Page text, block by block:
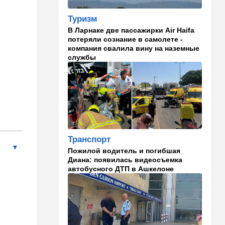
Голоса параллельных
миров: Арагчи в очередной
раз обвинил США во лжи
13:57 Мнения
Трудно представить, чтобы
“шимпанзе оставались у
власти”
13:48 Здоровье
"Очень больно на это
смотреть": тяжелые новости
о Джо Байдене
13:33 В мире
Отпуск, обернувшийся
трагедией: в Мексике утонул
внук известного
иерусалимского раввина
13:02 В мире
У Израиля появился новый
Туризм
В Ларнаке две пассажирки Air Haifa
потеряли сознание в самолете -
компания свалила вину на наземные
службы
Транспорт
Пожилой водитель и погибшая
Диана: появилась видеосъемка
автобусного ДТП в Ашкелоне